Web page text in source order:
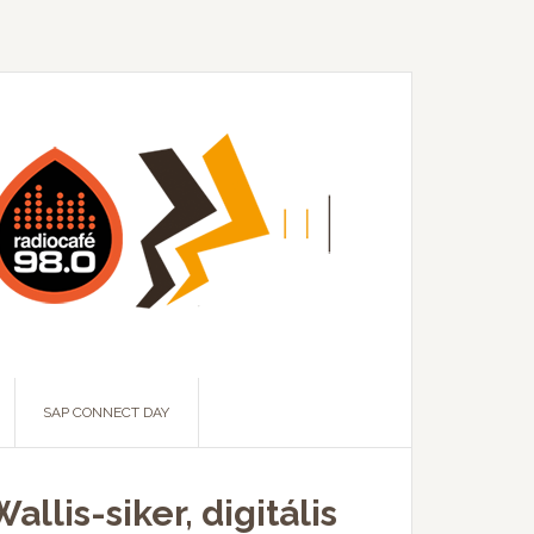
SAP CONNECT DAY
siker, digitális